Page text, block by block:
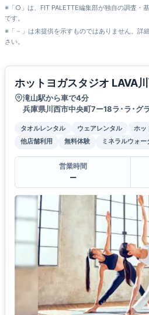
※「○」は、FIT PALETTE編集部が独自の調査・
です。
※「－」は未提供を示すものではありません。詳
さい。
ホットヨガスタジオ LAVA
滝山駅から車で4分
兵庫県川西市中央町7ー18ラ･ラ･グ
タオルレンタル ウェアレンタル ホッ
他店舗利用
無料体験 ミネラルウォー
営業時間
ー